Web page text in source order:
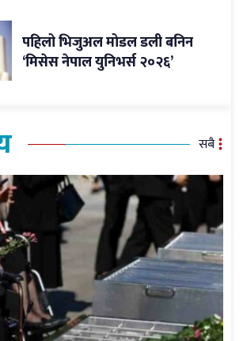
पहिलो भिजुअल मोडल डली बनिन
‘मिसेस नेपाल युनिभर्स २०२६’
सबै